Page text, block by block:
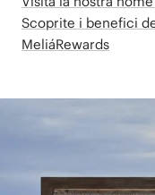
Scoprite i benefici
MeliáRewards